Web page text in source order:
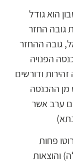
גודל
החזר
ההחזר
הפנויה
ודורשים
ההכנסה
ערב אשר
פחות
ומעלה) והוצאות